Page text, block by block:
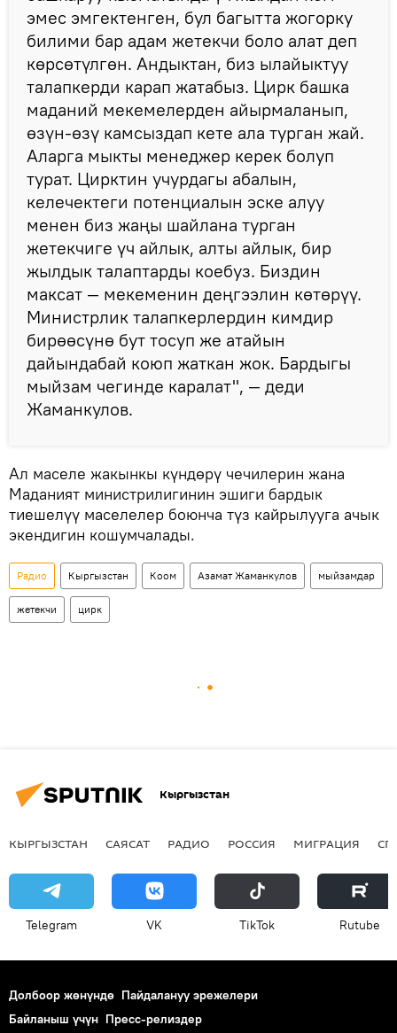
эмес эмгектенген, бул багытта жогорку
билими бар адам жетекчи боло алат деп
көрсөтүлгөн. Андыктан, биз ылайыктуу
талапкерди карап жатабыз. Цирк башка
маданий мекемелерден айырмаланып,
өзүн-өзү камсыздап кете ала турган жай.
Аларга мыкты менеджер керек болуп
турат. Цирктин учурдагы абалын,
келечектеги потенциалын эске алуу
менен биз жаңы шайлана турган
жетекчиге үч айлык, алты айлык, бир
жылдык талаптарды коебуз. Биздин
максат — мекеменин деңгээлин көтөрүү.
Министрлик талапкерлердин кимдир
бирөөсүнө бут тосуп же атайын
дайындабай коюп жаткан жок. Бардыгы
мыйзам чегинде каралат", — деди
Жаманкулов.
Ал маселе жакынкы күндөрү чечилерин жана
Маданият министрилигинин эшиги бардык
тиешелүү маселелер боюнча түз кайрылууга ачык
экендигин кошумчалады.
Радио Кыргызстан Коом Азамат Жаманкулов мыйзамдар
жетекчи цирк
Кыргызстан
КЫРГЫЗСТАН САЯСАТ РАДИО РОССИЯ МИГРАЦИЯ
Telegram VK ТikТоk Rutube
Долбоор жөнүндө Пайдалануу эрежелери
Байланыш үчүн Пресс-релиздер